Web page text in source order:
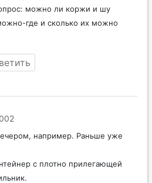
можно ли коржи и шу
где и сколько их можно
например. Раньше уже
с плотно прилегающей